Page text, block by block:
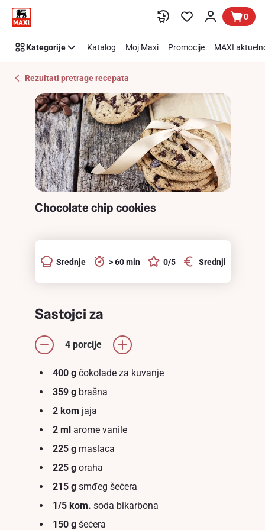
Preskoči link
Recipe
Details
0
Kategorije Katalog Moj Maxi Promocije MAXI
Rezultati pretrage recepata
Chocolate chip cookies
Srednje > 60 min 0/5 Srednji
Sastojci za
4 porcije
400 gčokolade za kuvanje
359 gbrašna
2 kom jaja
2 mlarome vanile
225 gmaslaca
225 goraha
215 gsmđeg šećera
1/5 kom. soda bikarbona
150 gšećera